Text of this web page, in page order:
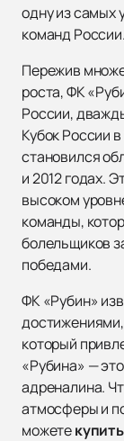
одну из самых
команд России.
Пережив
роста, ФК
России,
Кубок России
становился
и 2012 годах.
высоком
команды,
болельщиков
победами.
ФК «Рубин»
который
«Рубина» —
адреналина.
атмосферы и
можете